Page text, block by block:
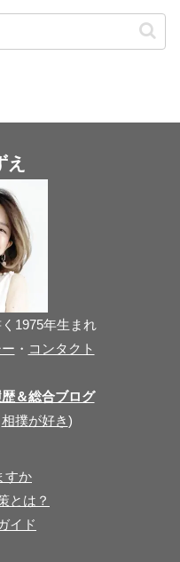
え
1975年生まれ
・ コンタクト
＆総合ブログ
相撲が好き)
すか
とは？
イド